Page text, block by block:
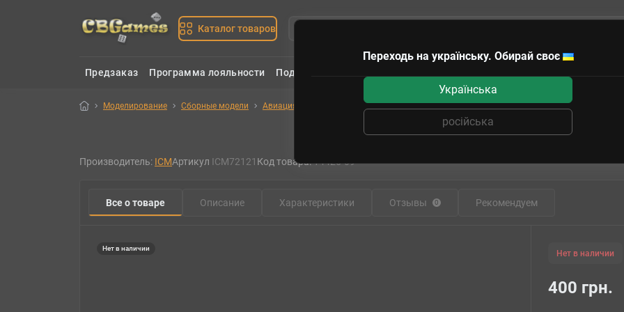
Каталог товаров
Предзаказ Программа лояльности Подарочные сертификаты
Моделирование Сборные модели Авиация Pfalz E.IV
Сборная модель самолета Pfalz E.IV
Производитель: ICMАртикул ICM72121 Код товара:14425-09
Все о товаре Описание Характеристики Отзывы 0 Рекомендуем
Нет в наличии Нет в наличии
400 грн.
Переходь на українську. Обирай своє
Українська
російська